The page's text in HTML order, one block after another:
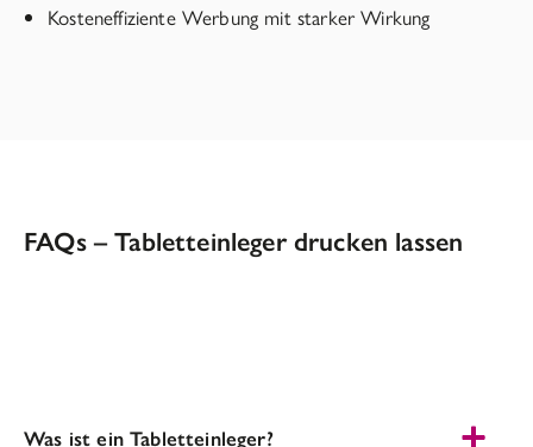
Kosteneffiziente Werbung mit starker Wirkung
FAQs – Tabletteinleger drucken lassen
Was ist ein Tabletteinleger?